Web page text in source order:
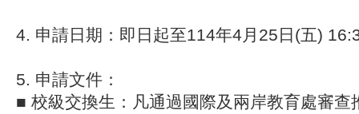
4. 申請日期：即日起至114年4 月 25 日 (五)
5. 申請文件：
■ 校級交換生：凡通過國際及兩岸教育處審查